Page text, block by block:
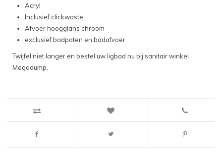
Acryl
Inclusief clickwaste
Afvoer hoogglans chroom
exclusief badpoten en badafvoer
Twijfel niet langer en bestel uw ligbad nu bij sanitair winkel
Megadump.